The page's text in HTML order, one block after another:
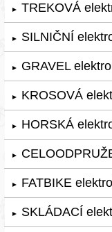
► TREKOVÁ
► SILNIČNÍ
► GRAVEL
► KROSOVÁ
► HORSKÁ
►
► FATBIKE
► SKLÁDACÍ